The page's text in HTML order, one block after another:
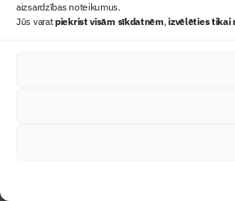
aizsardzības noteikumus.
Jūs varatpiekrist visām sīkdatnēm,izvēlēties tikai